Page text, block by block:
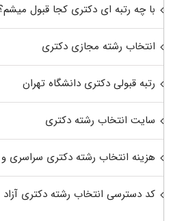
با چه رتبه ای دکتری کجا قبول
انتخاب رشته مجازی دکتری
رتبه قبولی دکتری دانشگاه تهران
سایت انتخاب رشته دکتری
هزینه انتخاب رشته دکتری سراسری و
کد دسترسی انتخاب رشته دکتری آزاد